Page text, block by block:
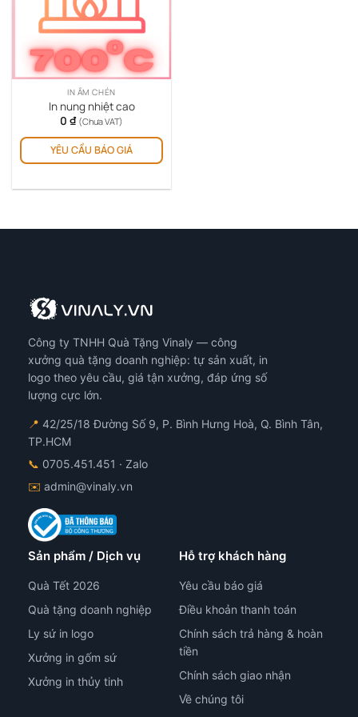
IN ẤM CHÉN
In nung nhiệt cao
0 ₫ (Chưa VAT)
YÊU CẦU BÁO GIÁ
Công ty TNHH Quà Tặng Vinaly — công
xưởng quà tặng doanh nghiệp: tự sản xuất, in
logo theo yêu cầu, giá tận xưởng, đáp ứng số
lượng cực lớn.
📍 42/25/18 Đường Số 9, P. Bình Hưng Hoà, Q. Bình Tân,
TP.HCM
📞 0705.451.451 · Zalo
✉️ admin@vinaly.vn
Sản phẩm / Dịch vụ
Quà Tết 2026
Quà tặng doanh nghiệp
Ly sứ in logo
Xưởng in gốm sứ
Xưởng in thủy tinh
Hỗ trợ khách hàng
Yêu cầu báo giá
Điều khoản thanh toán
Chính sách trả hàng & hoàn
tiền
Chính sách giao nhận
Về chúng tôi